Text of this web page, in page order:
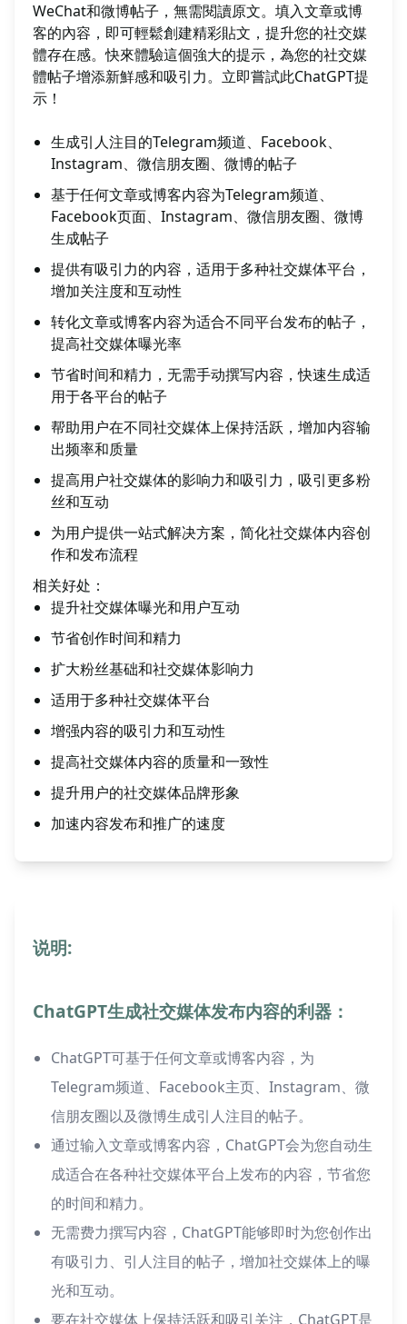
WeChat和微博帖子，無需閱讀原文。填入文章或博
客的內容，即可輕鬆創建精彩貼文，提升您的社交媒
體存在感。快來體驗這個強大的提示，為您的社交媒
體帖子增添新鮮感和吸引力。立即嘗試此ChatGPT提
示！
生成引人注目的Telegram频道、Facebook、
Instagram、微信朋友圈、微博的帖子
基于任何文章或博客内容为Telegram频道、
Facebook页面、Instagram、微信朋友圈、微博
生成帖子
提供有吸引力的内容，适用于多种社交媒体平台，
增加关注度和互动性
转化文章或博客内容为适合不同平台发布的帖子，
提高社交媒体曝光率
节省时间和精力，无需手动撰写内容，快速生成适
用于各平台的帖子
帮助用户在不同社交媒体上保持活跃，增加内容输
出频率和质量
提高用户社交媒体的影响力和吸引力，吸引更多粉
丝和互动
为用户提供一站式解决方案，简化社交媒体内容创
作和发布流程
相关好处：
提升社交媒体曝光和用户互动
节省创作时间和精力
扩大粉丝基础和社交媒体影响力
适用于多种社交媒体平台
增强内容的吸引力和互动性
提高社交媒体内容的质量和一致性
提升用户的社交媒体品牌形象
加速内容发布和推广的速度
说明:
ChatGPT生成社交媒体发布内容的利器：
ChatGPT可基于任何文章或博客内容，为
Telegram频道、Facebook主页、Instagram、微
信朋友圈以及微博生成引人注目的帖子。
通过输入文章或博客内容，ChatGPT会为您自动生
成适合在各种社交媒体平台上发布的内容，节省您
的时间和精力。
无需费力撰写内容，ChatGPT能够即时为您创作出
有吸引力、引人注目的帖子，增加社交媒体上的曝
光和互动。
要在社交媒体上保持活跃和吸引关注，ChatGPT是